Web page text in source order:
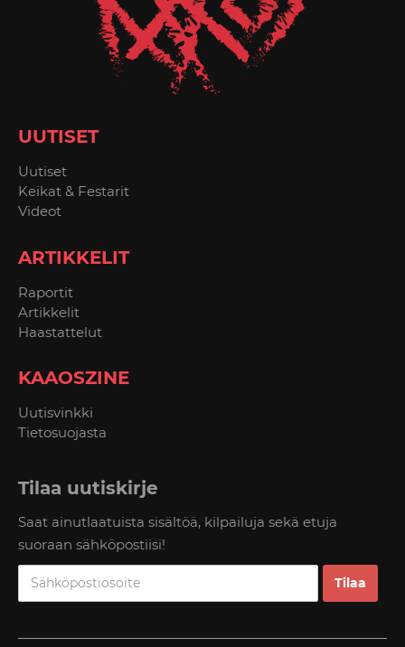
UUTISET
Uutiset
Keikat & Festarit
Videot
ARTIKKELIT
Raportit
Artikkelit
Haastattelut
KAAOSZINE
Uutisvinkki
Tietosuojasta
Tilaa uutiskirje
Saat ainutlaatuista sisältöä, kilpailuja sekä etuja
suoraan sähköpostiisi!